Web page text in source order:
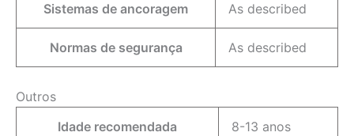
Sistemas de ancoragem
As described
Normas de segurança As described
Outros
Idade recomendada
8-13 anos